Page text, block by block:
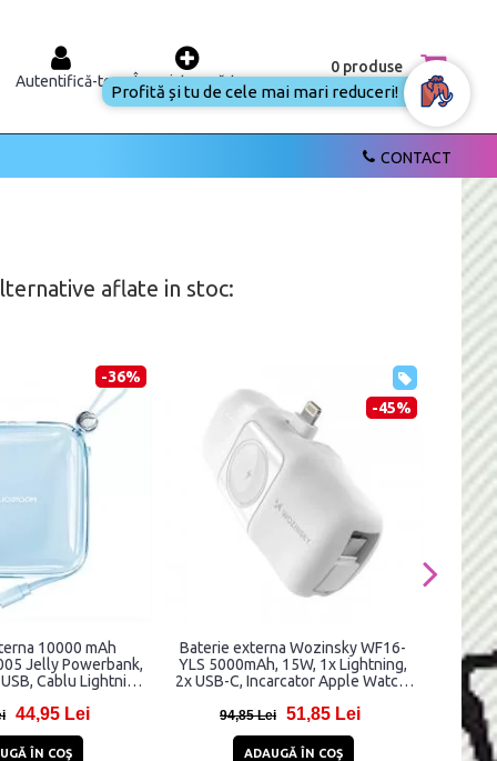
Autentifică-te Înregistrează-te
0 produse
CONTACT
aflate in stoc:
-36%
10000 mAh
Jelly Powerbank,
Cablu Lightning
44,95 Lei
ÎN COŞ
-45%
Baterie externa Wozinsky WF16-
YLS 5000mAh, 15W, 1x Lightning,
2x USB-C, Incarcator Apple Watch,
94,85 Lei 51,85 Lei
ADAUGĂ ÎN COŞ
20000
Profită și tu de cele mai mari reduceri!